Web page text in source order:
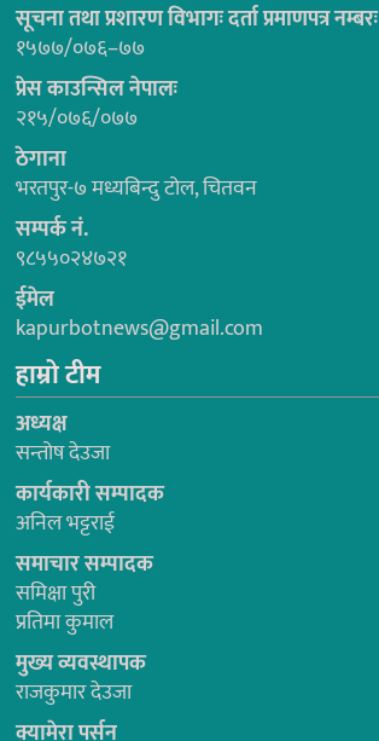
सूचना तथा प्रशारण विभागः दर्ता प्रमाणपत्र नम्बरः
१५७७/०७६–७७
प्रेस काउन्सिल नेपालः
२१५/०७६/०७७
ठेगाना
भरतपुर-७ मध्यबिन्दु टोल, चितवन
सम्पर्क नं.
९८५५०२४७२१
ईमेल
kapurbotnews@gmail.com
हाम्रो टीम
अध्यक्ष
सन्तोष देउजा
कार्यकारी सम्पादक
अनिल भट्टराई
समाचार सम्पादक
समिक्षा पुरी
प्रतिमा कुमाल
मुख्य व्यवस्थापक
राजकुमार देउजा